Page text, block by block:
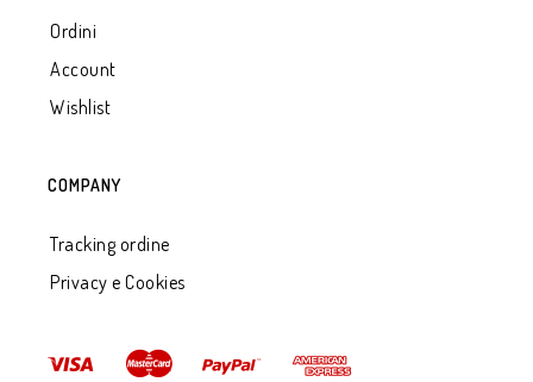
Ordini
Account
Wishlist
COMPANY
Tracking ordine
Privacy e Cookies